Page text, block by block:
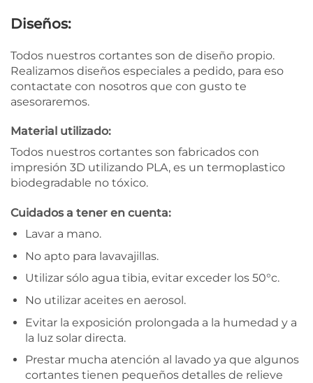
Diseños:
Todos nuestros cortantes son de diseño propio.
Realizamos diseños especiales a pedido, para eso
contactate con nosotros que con gusto te
asesoraremos.
Material utilizado:
Todos nuestros cortantes son fabricados con
impresión 3D utilizando PLA, es un termoplastico
biodegradable no tóxico.
Cuidados a tener en cuenta:
Lavar a mano.
No apto para lavavajillas.
Utilizar sólo agua tibia, evitar exceder los 50°c.
No utilizar aceites en aerosol.
Evitar la exposición prolongada a la humedad y a
la luz solar directa.
Prestar mucha atención al lavado ya que algunos
cortantes tienen pequeños detalles de relieve